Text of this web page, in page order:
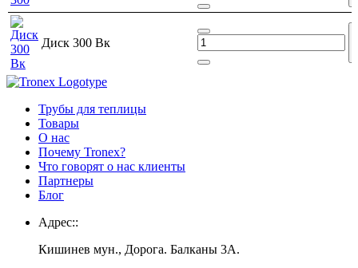
Диск 300 Bк
Трубы для теплицы
Товары
О нас
Почему Tronex?
Что говорят о нас клиенты
Партнеры
Блог
Адрес::
Кишинев мун., Дорога. Балканы 3A.